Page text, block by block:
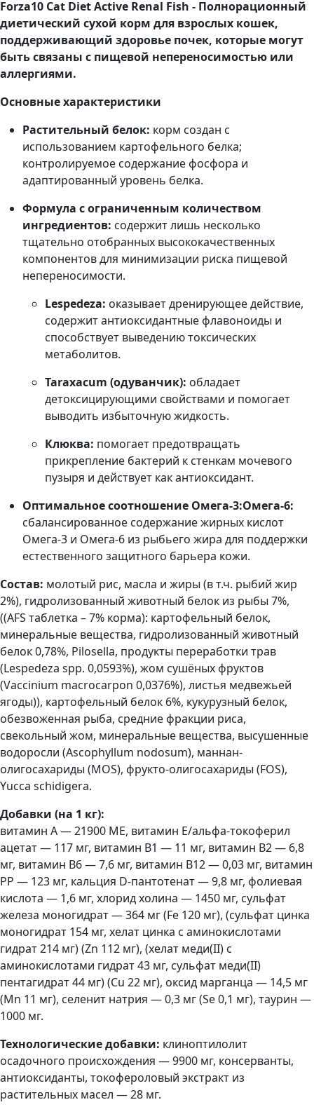
Forza10 Cat Diet Active Renal Fish - Полнорационный
диетический сухой корм для взрослых кошек,
поддерживающий здоровье почек, которые могут
быть связаны с пищевой непереносимостью или
аллергиями.
Основные характеристики
Растительный белок: корм создан с
использованием картофельного белка;
контролируемое содержание фосфора и
адаптированный уровень белка.
Формула с ограниченным количеством
ингредиентов: содержит лишь несколько
тщательно отобранных высококачественных
компонентов для минимизации риска пищевой
непереносимости.
Lespedeza: оказывает дренирующее действие,
содержит антиоксидантные флавоноиды и
способствует выведению токсических
метаболитов.
Taraxacum (одуванчик): обладает
детоксицирующими свойствами и помогает
выводить избыточную жидкость.
Клюква: помогает предотвращать
прикрепление бактерий к стенкам мочевого
пузыря и действует как антиоксидант.
Оптимальное соотношение Омега-3:Омега-6:
сбалансированное содержание жирных кислот
Омега-3 и Омега-6 из рыбьего жира для поддержки
естественного защитного барьера кожи.
Состав: молотый рис, масла и жиры (в т.ч. рыбий жир
2%), гидролизованный животный белок из рыбы 7%,
((AFS таблетка – 7% корма): картофельный белок,
минеральные вещества, гидролизованный животный
белок 0,78%, Pilosella, продукты переработки трав
(Lespedeza spp. 0,0593%), жом сушёных фруктов
(Vaccinium macrocarpon 0,0376%), листья медвежьей
ягоды)), картофельный белок 6%, кукурузный белок,
обезвоженная рыба, средние фракции риса,
свекольный жом, минеральные вещества, высушенные
водоросли (Ascophyllum nodosum), маннан-
олигосахариды (MOS), фрукто-олигосахариды (FOS),
Yucca schidigera.
Добавки (на 1 кг):
витамин A — 21900 МЕ, витамин E/альфа-токоферил
ацетат — 117 мг, витамин B1 — 11 мг, витамин B2 — 6,8
мг, витамин B6 — 7,6 мг, витамин B12 — 0,03 мг, витамин
PP — 123 мг, кальция D-пантотенат — 9,8 мг, фолиевая
кислота — 1,6 мг, хлорид холина — 1450 мг, сульфат
железа моногидрат — 364 мг (Fe 120 мг), (сульфат цинка
моногидрат 154 мг, хелат цинка с аминокислотами
гидрат 214 мг) (Zn 112 мг), (хелат меди(II) с
аминокислотами гидрат 43 мг, сульфат меди(II)
пентагидрат 44 мг) (Cu 22 мг), оксид марганца — 14,5 мг
(Mn 11 мг), селенит натрия — 0,3 мг (Se 0,1 мг), таурин —
1000 мг.
Технологические добавки: клиноптилолит
осадочного происхождения — 9900 мг, консерванты,
антиоксиданты, токофероловый экстракт из
растительных масел — 28 мг.